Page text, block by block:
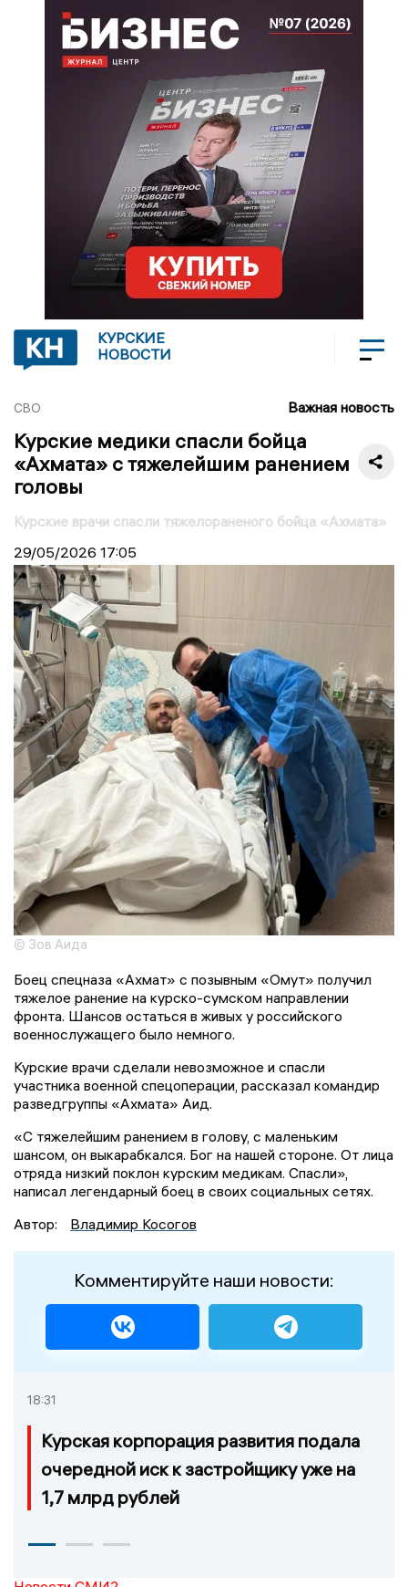
КУРСКИЕ
НОВОСТИ
СВО Важная новость
Курские медики спасли бойца
«Ахмата» с тяжелейшим ранением
головы
Курские врачи спасли тяжелораненого бойца «Ахмата»
29/05/2026 17:05
© Зов Аида
Боец спецназа «Ахмат» с позывным «Омут» получил
тяжелое ранение на курско-сумском направлении
фронта. Шансов остаться в живых у российского
военнослужащего было немного.
Курские врачи сделали невозможное и спасли
участника военной спецоперации, рассказал командир
разведгруппы «Ахмата» Аид.
«С тяжелейшим ранением в голову, с маленьким
шансом, он выкарабкался. Бог на нашей стороне. От лица
отряда низкий поклон курским медикам. Спасли»,
написал легендарный боец в своих социальных сетях.
Автор:
Владимир Косогов
Комментируйте наши новости:
18:31
Курская корпорация развития подала
очередной иск к застройщику уже на
1,7 млрд рублей